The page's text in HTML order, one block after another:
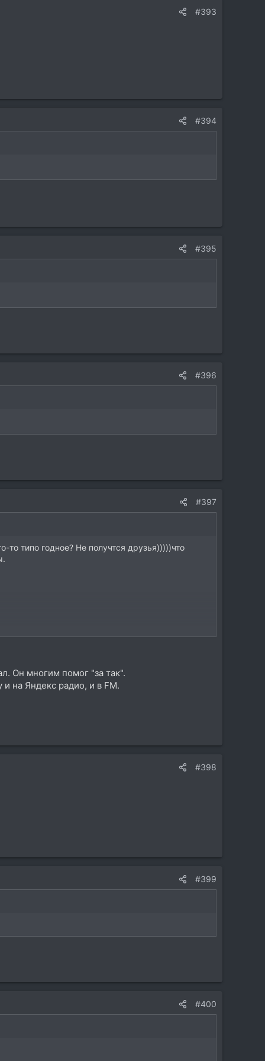
#393
#394
#395
#396
#397
то типо годное? Не получтся друзья)))))что
Он многим помог "за так".
на Яндекс радио, и в FM.
#398
#399
#400